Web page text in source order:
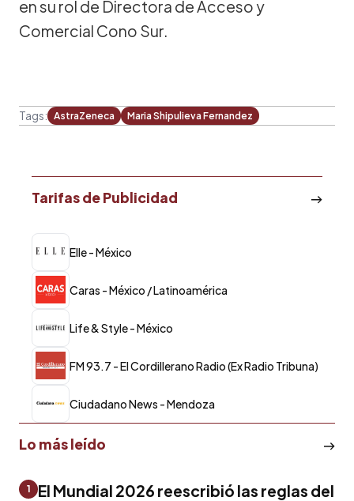
en su rol de Directora de Acceso y
Comercial Cono Sur.
Tags: AstraZeneca Maria Shipulieva Fernandez
Tarifas de Publicidad
Elle - México
Caras - México / Latinoamérica
Life & Style - México
FM 93.7 - El Cordillerano Radio (Ex Radio Tribuna)
Ciudadano News - Mendoza
Lo más leído
1
El Mundial 2026 reescribió las reglas del